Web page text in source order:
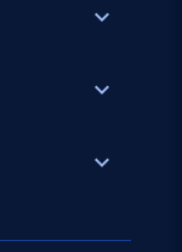
expand_more
expand_more
expand_more